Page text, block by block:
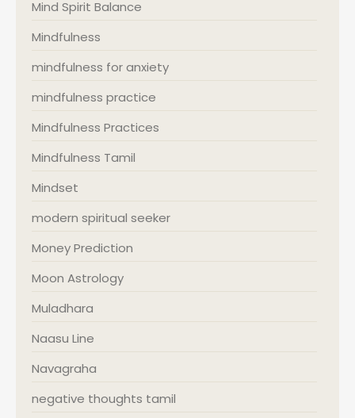
Mind Spirit Balance
Mindfulness
mindfulness for anxiety
mindfulness practice
Mindfulness Practices
Mindfulness Tamil
Mindset
modern spiritual seeker
Money Prediction
Moon Astrology
Muladhara
Naasu Line
Navagraha
negative thoughts tamil